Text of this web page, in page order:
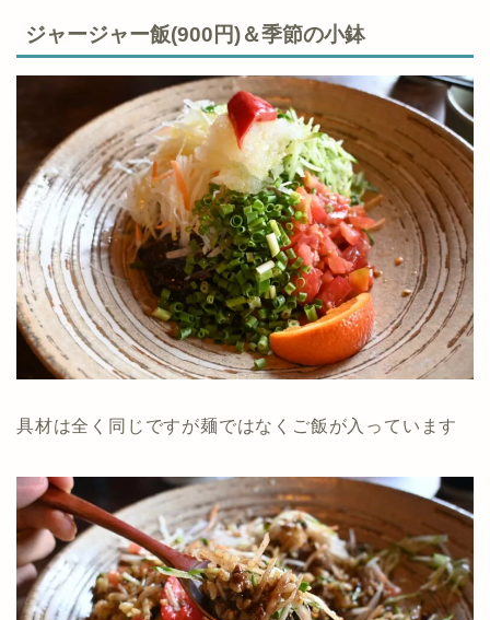
ジャージャー飯(900円)＆季節の小鉢
具材は全く同じですが麺ではなくご飯が入っています